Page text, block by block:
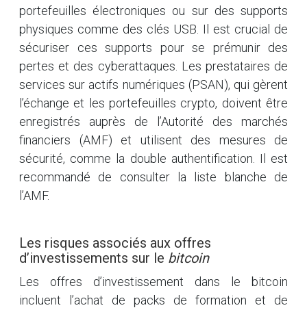
portefeuilles électroniques ou sur des supports
physiques comme des clés USB. Il est crucial de
sécuriser ces supports pour se prémunir des
pertes et des cyberattaques. Les prestataires de
services sur actifs numériques (PSAN), qui gèrent
l’échange et les portefeuilles crypto, doivent être
enregistrés auprès de l’Autorité des marchés
financiers (AMF) et utilisent des mesures de
sécurité, comme la double authentification. Il est
recommandé de consulter la liste blanche de
l’AMF.
Les risques associés aux offres
d’investissements sur le bitcoin
Les offres d’investissement dans le bitcoin
incluent l’achat de packs de formation et de